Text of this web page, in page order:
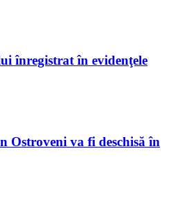
înregistrat în evidenţele
Ostroveni va fi deschisă în